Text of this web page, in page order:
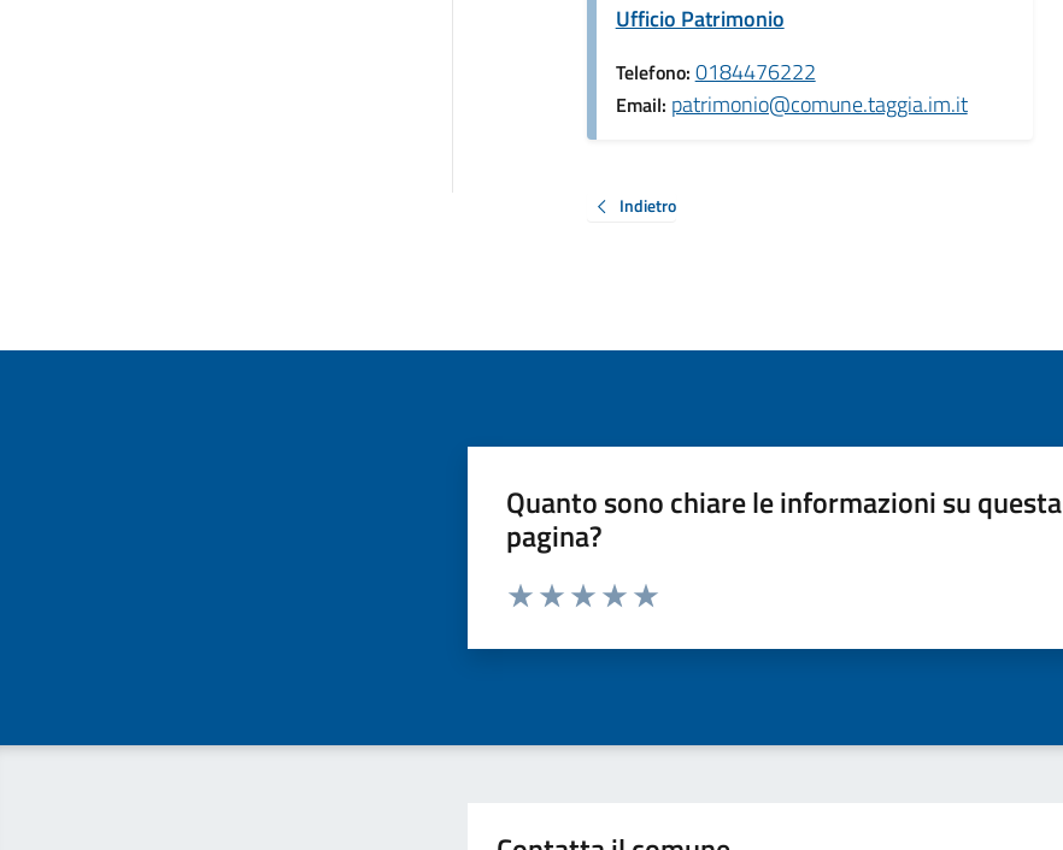
Ufficio Patrimonio
Telefono: 0184476222
Email: patrimonio@comune.taggia.im.it
Indietro
Quanto sono chiare le informazioni su questa
pagina?
Valuta da 1 a 5 stelle la pagina